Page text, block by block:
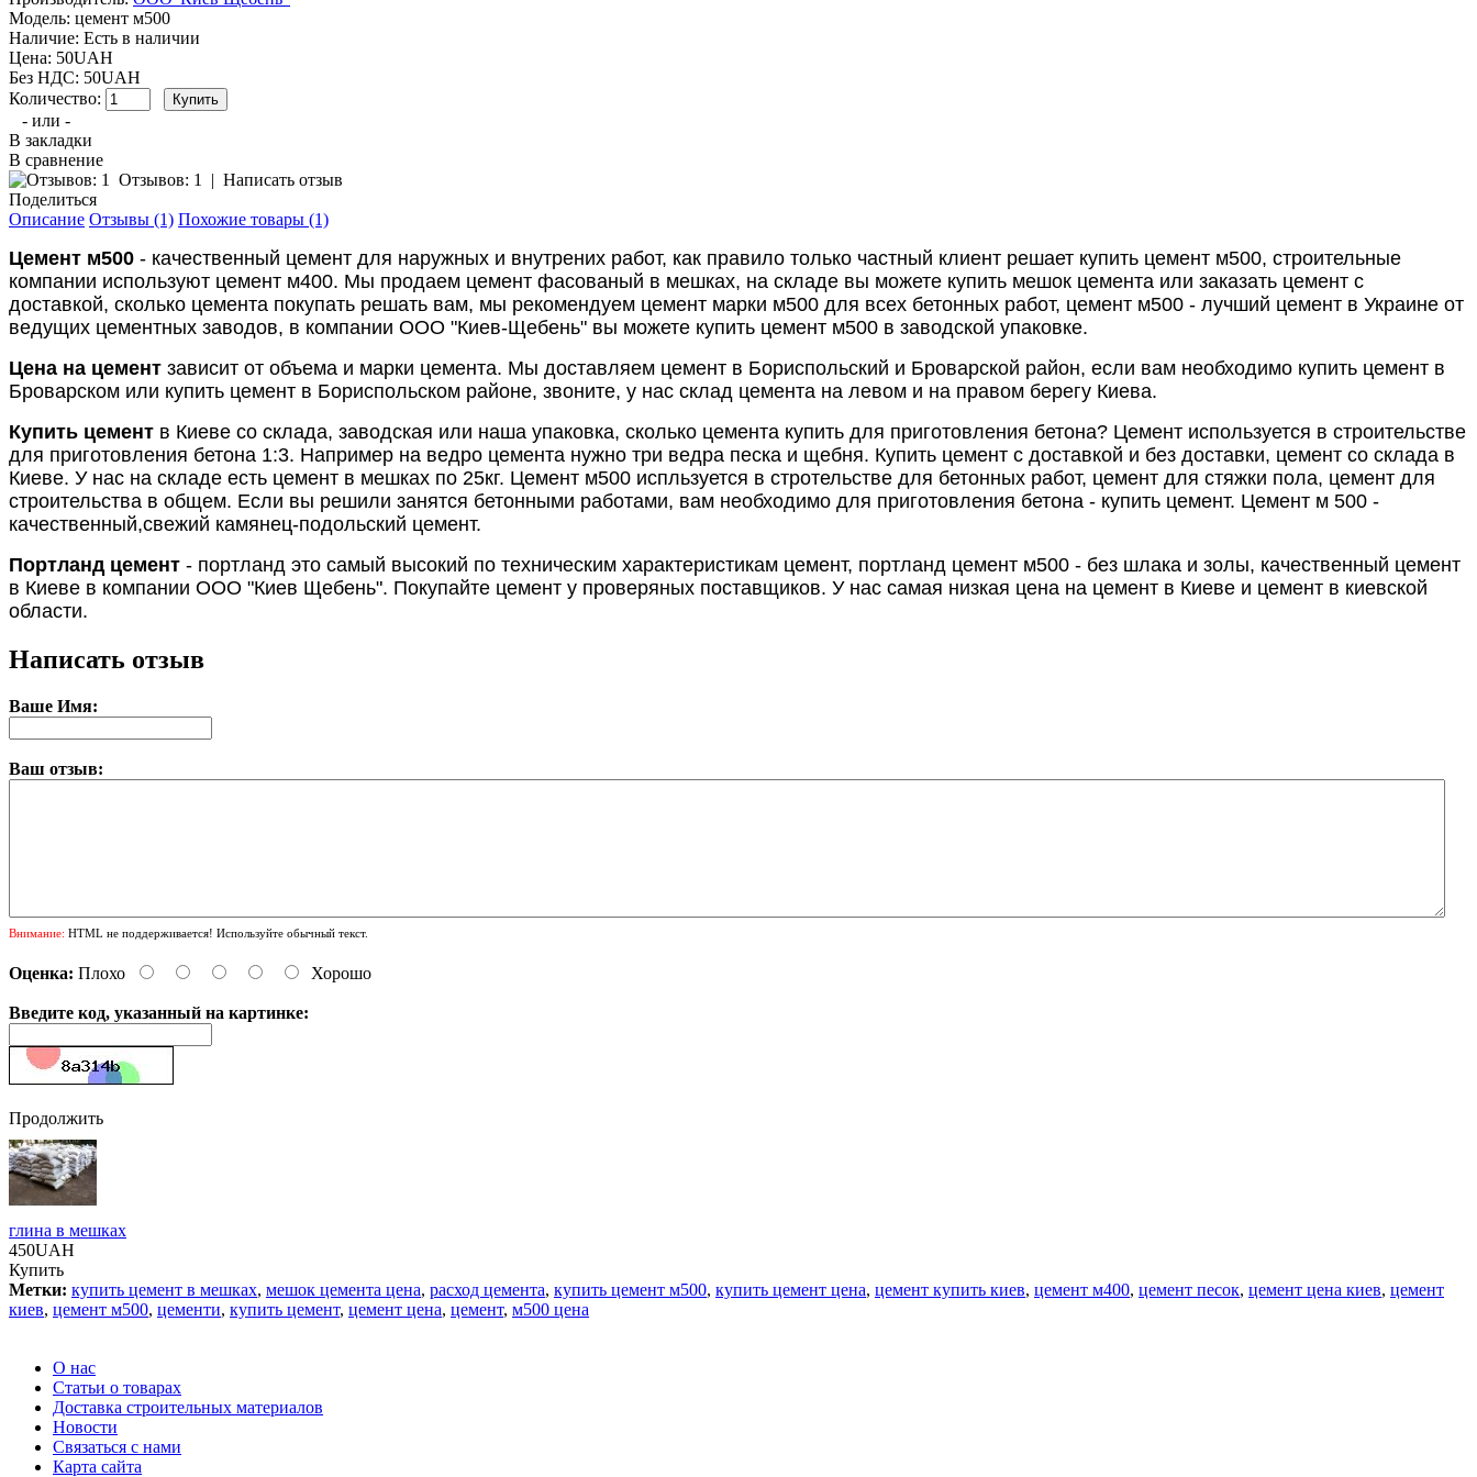
Модель: цемент м500
Наличие: Есть в наличии
Цена: 50UAH
Без НДС: 50UAH
Количество:
- или -
В закладки
В сравнение
Отзывов: 1
| Написать отзыв
Поделиться
Описание Отзывы (1) Похожие товары (1)
Цемент м500 - качественный цемент для наружных и внутрених работ, как правило только частный клиент решает купить цемент м500, строительные
компании используют цемент м400. Мы продаем цемент фасованый в мешках, на складе вы можете купить мешок цемента или заказать цемент с
доставкой, сколько цемента покупать решать вам, мы рекомендуем цемент марки м500 для всех бетонных работ, цемент м500 - лучший цемент в Украине от
ведущих цементных заводов, в компании ООО "Киев-Щебень" вы можете купить цемент м500 в заводской упаковке.
Цена на цемент зависит от объема и марки цемента. Мы доставляем цемент в Бориспольский и Броварской район, если вам необходимо купить цемент в
Броварском или купить цемент в Бориспольском районе, звоните, у нас склад цемента на левом и на правом берегу Киева.
Купить цемент в Киеве со склада, заводская или наша упаковка, сколько цемента купить для приготовления бетона? Цемент используется в строительстве
для приготовления бетона 1:3. Например на ведро цемента нужно три ведра песка и щебня. Купить цемент с доставкой и без доставки, цемент со склада в
Киеве. У нас на складе есть цемент в мешках по 25кг. Цемент м500 испльзуется в стротельстве для бетонных работ, цемент для стяжки пола, цемент для
строительства в общем. Если вы решили занятся бетонными работами, вам необходимо для приготовления бетона - купить цемент. Цемент м 500 -
качественный,свежий камянец-подольский цемент.
Портланд цемент - портланд это самый высокий по техническим характеристикам цемент, портланд цемент м500 - без шлака и золы, качественный цемент
в Киеве в компании ООО "Киев Щебень". Покупайте цемент у проверяных поставщиков. У нас самая низкая цена на цемент в Киеве и цемент в киевской
области.
Написать отзыв
Ваше Имя:
Ваш отзыв:
Внимание: HTML не поддерживается! Используйте обычный текст.
Оценка: Плохо Хорошо
Введите код, указанный на картинке:
Продолжить
глина в мешках
450UAH
Купить
Метки: купить цемент в мешках, мешок цемента цена, расход цемента, купить цемент м500, купить цемент цена, цемент купить киев, цемент м400, цемент песок, цемент цена киев, цемент
киев, цемент м500, цементи, купить цемент, цемент цена, цемент, м500 цена
О нас
Статьи о товарах
Доставка строительных материалов
Новости
Связаться с нами
Карта сайта